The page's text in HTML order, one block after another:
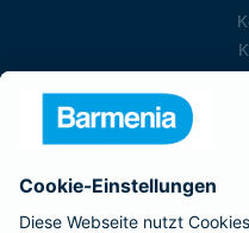
Barmenia ist Teil